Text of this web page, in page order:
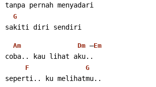
tanpa pernah menyadari
G
sakiti diri sendiri
Am Dm –Em
coba.. kau lihat aku..
F G
seperti.. ku melihatmu..